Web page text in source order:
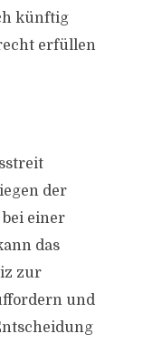
künftig
erfüllen
der
bei einer
das
zur
und